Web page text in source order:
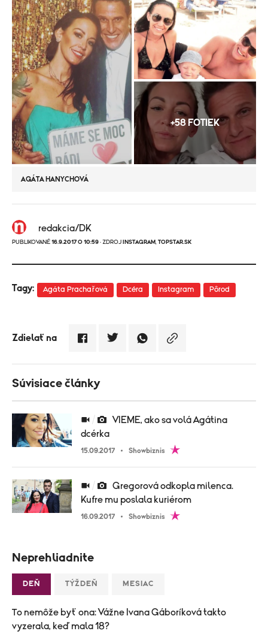
+58 FOTIEK
AGÁTA HANYCHOVÁ
redakcia/DK
PUBLIKOVANÉ 16.9.2017 O 10:59 · ZDROJ INSTAGRAM TOPSTAR.SK
Tagy: Agáta Prachařová Dcéra Instagram Pôrod
Zdielať na
Súvisiace články
VIEME, ako sa volá Agátina
dcérka
15.09.2017 Showbiznis
Kufre mu poslala kuriérom
16.09.2017 Showbiznis
Neprehliadnite
DEŇ TÝŽDEŇ MESIAC
To nemôže byť ona: Vážne Ivana Gáboríková takto
vyzerala, keď mala 18?